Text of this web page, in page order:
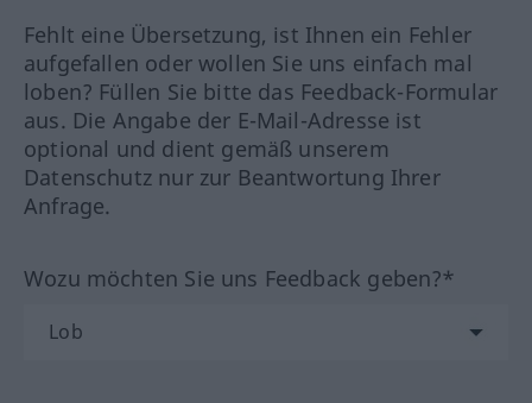
Fehlt eine Übersetzung, ist Ihnen ein Fehler
aufgefallen oder wollen Sie uns einfach mal
loben? Füllen Sie bitte das Feedback-Formular
aus. Die Angabe der E-Mail-Adresse ist
optional und dient gemäß unserem
Datenschutz nur zur Beantwortung Ihrer
Anfrage.
Wozu möchten Sie uns Feedback geben?*